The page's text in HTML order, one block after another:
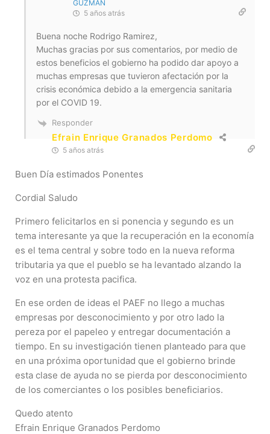
GUZMAN
5 años atrás
Buena noche Rodrigo Ramirez,
Muchas gracias por sus comentarios, por medio de
estos beneficios el gobierno ha podido dar apoyo a
muchas empresas que tuvieron afectación por la
crisis económica debido a la emergencia sanitaria
por el COVID 19.
Responder
Efrain Enrique Granados Perdomo
5 años atrás
Buen Día estimados Ponentes
Cordial Saludo
Primero felicitarlos en si ponencia y segundo es un
tema interesante ya que la recuperación en la economía
es el tema central y sobre todo en la nueva reforma
tributaria ya que el pueblo se ha levantado alzando la
voz en una protesta pacifica.
En ese orden de ideas el PAEF no llego a muchas
empresas por desconocimiento y por otro lado la
pereza por el papeleo y entregar documentación a
tiempo. En su investigación tienen planteado para que
en una próxima oportunidad que el gobierno brinde
esta clase de ayuda no se pierda por desconocimiento
de los comerciantes o los posibles beneficiarios.
Quedo atento
Efrain Enrique Granados Perdomo